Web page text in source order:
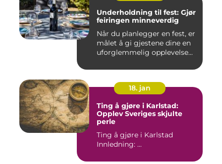
Underholdning til fest: Gjør
feiringen minneverdig
Når du planlegger en fest, er
målet å gi gjestene dine en
uforglemmelig opplevelse...
18. jan
Ting å gjøre i Karlstad:
Opplev Sveriges skjulte
perle
Ting å gjøre i Karlstad
Innledning: ...